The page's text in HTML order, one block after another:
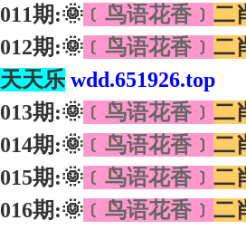
011期:🌞 ﹝鸟语花香﹞ 二
012期:🌞 ﹝鸟语花香﹞ 二
天天乐 wdd.651926.top
013期:🌞 ﹝鸟语花香﹞ 二
014期:🌞 ﹝鸟语花香﹞ 二
015期:🌞 ﹝鸟语花香﹞ 二
016期:🌞 ﹝鸟语花香﹞ 二